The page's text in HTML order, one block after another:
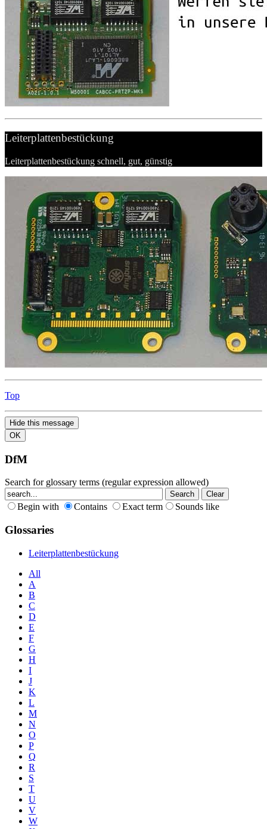
Leiterplattenbestückung
Leiterplattenbestückung schnell, gut, günstig
Top
Hide this message
OK
DfM
Search for glossary terms (regular expression allowed)
Begin with Contains Exact term Sounds like
Glossaries
Leiterplattenbestückung
All
A
B
C
D
E
F
G
H
I
J
K
L
M
N
O
P
Q
R
S
T
U
V
W